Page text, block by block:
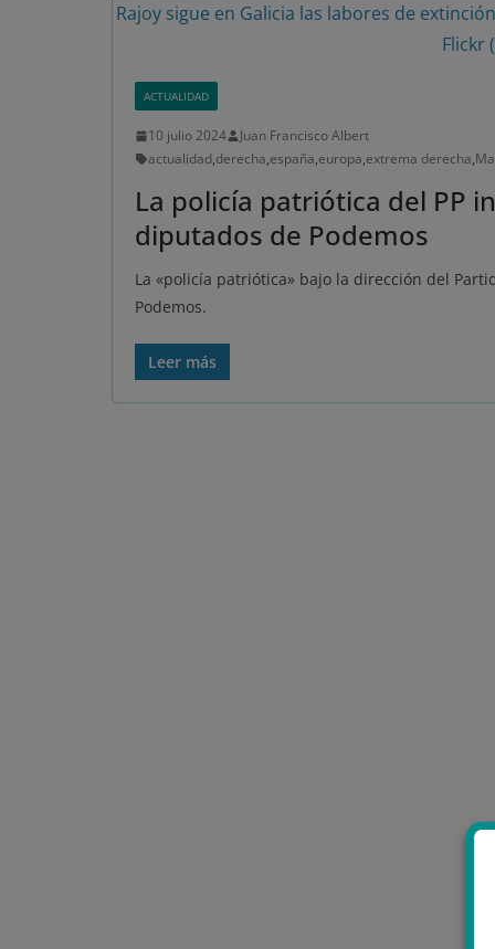
Rajoy sigue en Galicia las labores de
Flickr
ACTUALIDAD
10 julio 2024
Juan Francisco Albert
actualidad,derecha,españa,europa,extrema derecha,
La policía patriótica del PP
diputados de Podemos
La «policía patriótica» bajo la dirección del
Podemos.
Leer más